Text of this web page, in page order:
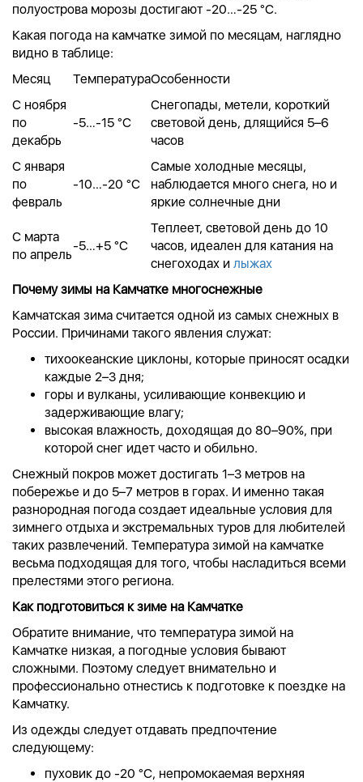
полуострова морозы достигают -20…-25 °C.
Какая погода на камчатке зимой по месяцам, наглядно
видно в таблице:
Месяц
ТемператураОсобенности
С ноября
по
декабрь
-5…-15 °C
Снегопады, метели, короткий
световой день, длящийся 5–6
часов
С января
по
февраль
-10…-20 °C
Самые холодные месяцы,
наблюдается много снега, но и
яркие солнечные дни
С марта
по апрель
-5…+5 °C
Теплеет, световой день до 10
часов, идеален для катания на
снегоходах и лыжах
Почему зимы на Камчатке многоснежные
Камчатская зима считается одной из самых снежных в
России. Причинами такого явления служат:
тихоокеанские циклоны, которые приносят осадки
каждые 2–3 дня;
горы и вулканы, усиливающие конвекцию и
задерживающие влагу;
высокая влажность, доходящая до 80–90%, при
которой снег идет часто и обильно.
Снежный покров может достигать 1–3 метров на
побережье и до 5–7 метров в горах. И именно такая
разнородная погода создает идеальные условия для
зимнего отдыха и экстремальных туров для любителей
таких развлечений. Температура зимой на камчатке
весьма подходящая для того, чтобы насладиться всеми
прелестями этого региона.
Как подготовиться к зиме на Камчатке
Обратите внимание, что температура зимой на
Камчатке низкая, а погодные условия бывают
сложными. Поэтому следует внимательно и
профессионально отнестись к подготовке к поездке на
Камчатку.
Из одежды следует отдавать предпочтение
следующему:
пуховик до -20 °C, непромокаемая верхняя